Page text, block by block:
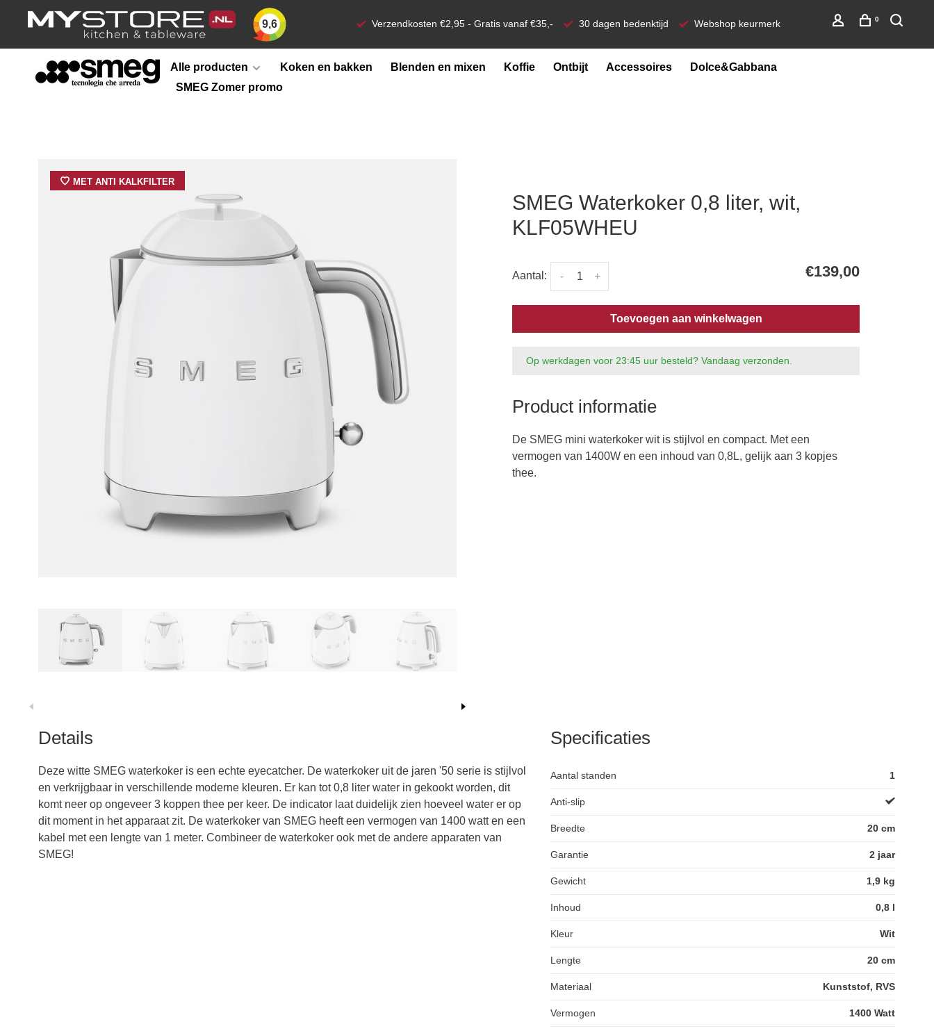
9,6 Verzendkosten €2,95 - Gratis vanaf €35,- 30 dagen bedenktijd Webshop keurmerk 0
Alle producten Koken en bakken Blenden en mixen Koffie Ontbijt Accessoires
Dolce&Gabbana
SMEG Zomer promo
MET ANTI KALKFILTER
SMEG Waterkoker 0,8 liter, wit,
KLF05WHEU
Aantal: +
- €139,00
Toevoegen aan winkelwagen
Op werkdagen voor 23:45 uur besteld? Vandaag verzonden.
Product informatie
De SMEG mini waterkoker wit is stijlvol en compact. Met een
vermogen van 1400W en een inhoud van 0,8L, gelijk aan 3 kopjes
thee.
Details
Deze witte SMEG waterkoker is een echte eyecatcher. De waterkoker uit de jaren '50 serie is stijlvol
en verkrijgbaar in verschillende moderne kleuren. Er kan tot 0,8 liter water in gekookt worden, dit
komt neer op ongeveer 3 koppen thee per keer. De indicator laat duidelijk zien hoeveel water er op
dit moment in het apparaat zit. De waterkoker van SMEG heeft een vermogen van 1400 watt en een
kabel met een lengte van 1 meter. Combineer de waterkoker ook met de andere apparaten van
SMEG!
Specificaties
Aantal standen 1
Anti-slip
Breedte 20 cm
Garantie 2 jaar
Gewicht 1,9 kg
Inhoud 0,8 l
Kleur Wit
Lengte 20 cm
Materiaal Kunststof, RVS
Vermogen 1400 Watt